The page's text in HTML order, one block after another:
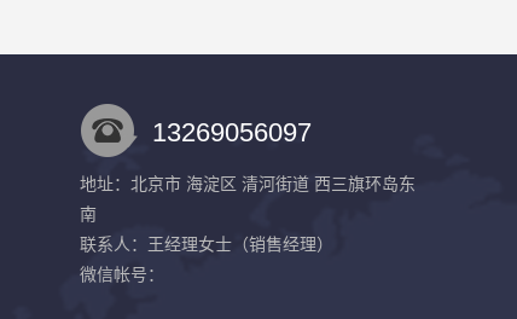
8000/042双通道胀差监视仪鸿泰产品闪亮特点
13269056097
地址：北京市 海淀区 清河街道 西三旗环岛东
南
联系人：王经理女士 （销售经理）
微信帐号：